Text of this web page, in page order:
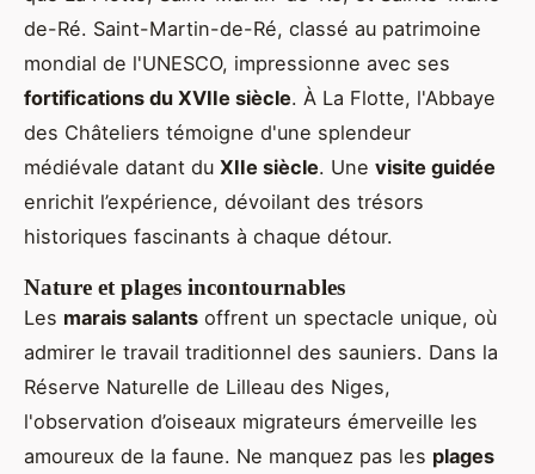
de-Ré. Saint-Martin-de-Ré, classé au patrimoine
mondial de l'UNESCO, impressionne avec ses
fortifications du XVIIe siècle. À La Flotte, l'Abbaye
des Châteliers témoigne d'une splendeur
médiévale datant du XIIe siècle. Une visite guidée
enrichit l’expérience, dévoilant des trésors
historiques fascinants à chaque détour.
Nature et plages incontournables
Les marais salants offrent un spectacle unique, où
admirer le travail traditionnel des sauniers. Dans la
Réserve Naturelle de Lilleau des Niges,
l'observation d’oiseaux migrateurs émerveille les
amoureux de la faune. Ne manquez pas les plages